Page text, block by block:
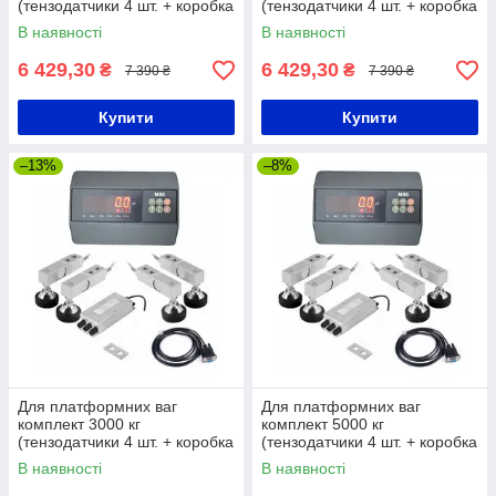
(тензодатчики 4 шт. + коробка
+ кабель 3 м + Zemic MВ6)
В наявності
6 429,30 ₴ 7 390 ₴
Купити
(тензодатчики 4 шт. + коробка
+ кабель 3 м + Zemic MВ6)
В наявності
6 429,30 ₴ 7 390 ₴
Купити
–13%
Для платформних ваг
комплект 3000 кг
(тензодатчики 4 шт. + коробка
+ кабель 3 м + Zemic MВ6)
В наявності
–8%
Для платформних ваг
комплект 5000 кг
(тензодатчики 4 шт. + коробка
+ кабель 3 м + Zemic MВ6)
В наявності